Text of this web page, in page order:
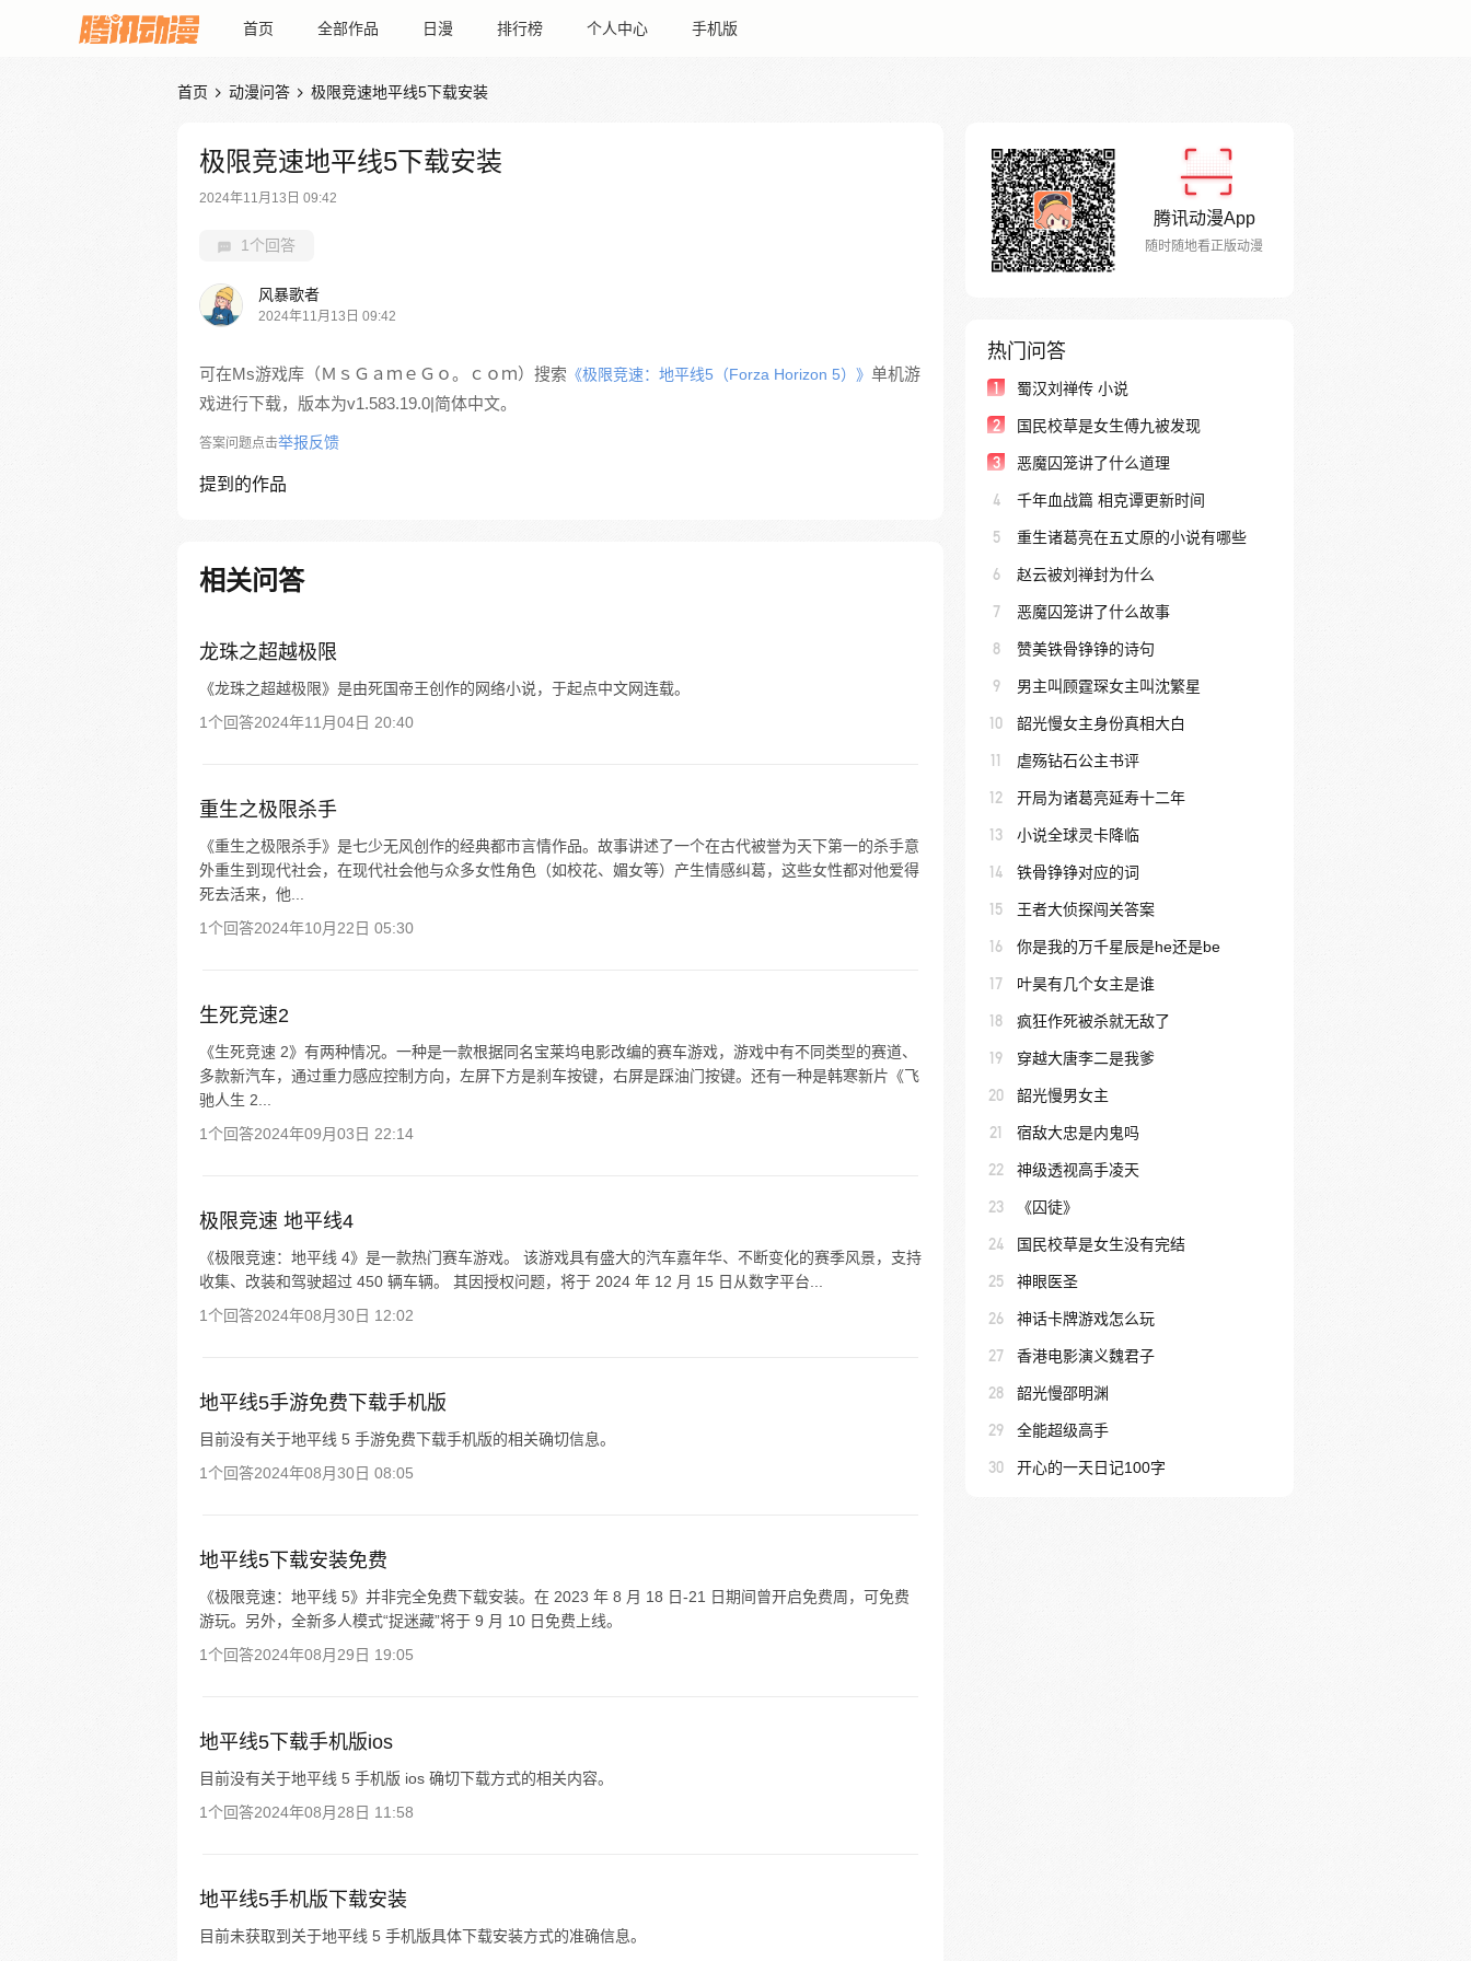
首页 全部作品 日漫 排行榜 个人中心 手机版
首页  动漫问答  极限竞速地平线5下载安装
极限竞速地平线5下载安装
2024年11月13日 09:42
1个回答
风暴歌者
2024年11月13日 09:42
可在Ms游戏库（ＭｓＧａｍｅＧｏ。ｃｏｍ）搜索 《极限竞速：地平线5（Forza Horizon 5）》 单机游
戏进行下载，版本为v1.583.19.0|简体中文。
答案问题点击举报反馈
提到的作品
相关问答
龙珠之超越极限
《龙珠之超越极限》是由死国帝王创作的网络小说，于起点中文网连载。
1个回答2024年11月04日 20:40
重生之极限杀手
《重生之极限杀手》是七少无风创作的经典都市言情作品。故事讲述了一个在古代被誉为天下第一的杀手意
外重生到现代社会，在现代社会他与众多女性角色（如校花、媚女等）产生情感纠葛，这些女性都对他爱得
死去活来，他...
1个回答2024年10月22日 05:30
生死竞速2
《生死竞速 2》有两种情况。一种是一款根据同名宝莱坞电影改编的赛车游戏，游戏中有不同类型的赛道、
多款新汽车，通过重力感应控制方向，左屏下方是刹车按键，右屏是踩油门按键。还有一种是韩寒新片《飞
驰人生 2...
1个回答2024年09月03日 22:14
极限竞速 地平线4
《极限竞速：地平线 4》是一款热门赛车游戏。 该游戏具有盛大的汽车嘉年华、不断变化的赛季风景，支持
收集、改装和驾驶超过 450 辆车辆。 其因授权问题，将于 2024 年 12 月 15 日从数字平台...
1个回答2024年08月30日 12:02
地平线5手游免费下载手机版
目前没有关于地平线 5 手游免费下载手机版的相关确切信息。
1个回答2024年08月30日 08:05
地平线5下载安装免费
《极限竞速：地平线 5》并非完全免费下载安装。在 2023 年 8 月 18 日-21 日期间曾开启免费周，可免费
游玩。另外，全新多人模式“捉迷藏”将于 9 月 10 日免费上线。
1个回答2024年08月29日 19:05
地平线5下载手机版ios
目前没有关于地平线 5 手机版 ios 确切下载方式的相关内容。
1个回答2024年08月28日 11:58
地平线5手机版下载安装
目前未获取到关于地平线 5 手机版具体下载安装方式的准确信息。
腾讯动漫App
随时随地看正版动漫
热门问答
1 蜀汉刘禅传 小说
2 国民校草是女生傅九被发现
3 恶魔囚笼讲了什么道理
4 千年血战篇 相克谭更新时间
5 重生诸葛亮在五丈原的小说有哪些
6 赵云被刘禅封为什么
7 恶魔囚笼讲了什么故事
8 赞美铁骨铮铮的诗句
9 男主叫顾霆琛女主叫沈繁星
10 韶光慢女主身份真相大白
11 虐殇钻石公主书评
12 开局为诸葛亮延寿十二年
13 小说全球灵卡降临
14 铁骨铮铮对应的词
15 王者大侦探闯关答案
16 你是我的万千星辰是he还是be
17 叶昊有几个女主是谁
18 疯狂作死被杀就无敌了
19 穿越大唐李二是我爹
20 韶光慢男女主
21 宿敌大忠是内鬼吗
22 神级透视高手凌天
23 《囚徒》
24 国民校草是女生没有完结
25 神眼医圣
26 神话卡牌游戏怎么玩
27 香港电影演义魏君子
28 韶光慢邵明渊
29 全能超级高手
30 开心的一天日记100字